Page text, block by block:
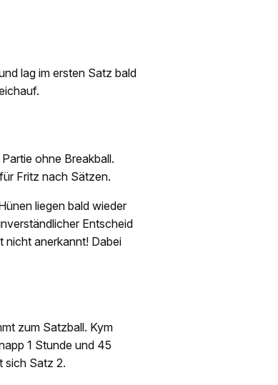
lag im ersten Satz bald
ohne Breakball.
Fritz nach Sätzen.
liegen bald wieder
Entscheid
nicht anerkannt! Dabei
zum Satzball. Kym
1 Stunde und 45
sich Satz 2.